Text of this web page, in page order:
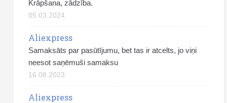
Krāpšana, zādzība.
05.03.2024
Aliexpress
Samaksāts par pasūtījumu, bet tas ir atcelts, jo viņi
neesot saņēmuši samaksu
16.08.2023
Aliexpress